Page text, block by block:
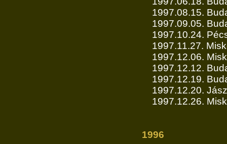
1997.08.15.
1997.09.05.
1997.10.24.
1997.11.27.
1997.12.06.
1997.12.12.
1997.12.19.
1997.12.20.
1997.12.26.
1996